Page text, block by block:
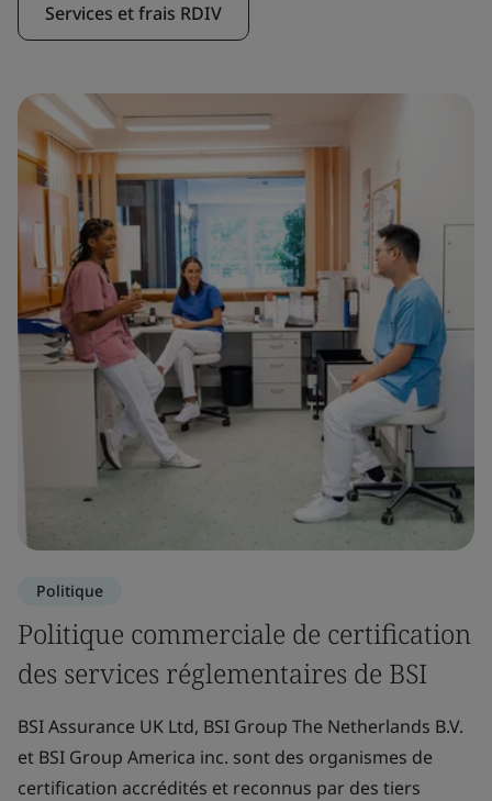
Services et frais RDIV
Politique
Politique commerciale de certification
des services réglementaires de BSI
BSI Assurance UK Ltd, BSI Group The Netherlands B.V.
et BSI Group America inc. sont des organismes de
certification accrédités et reconnus par des tiers